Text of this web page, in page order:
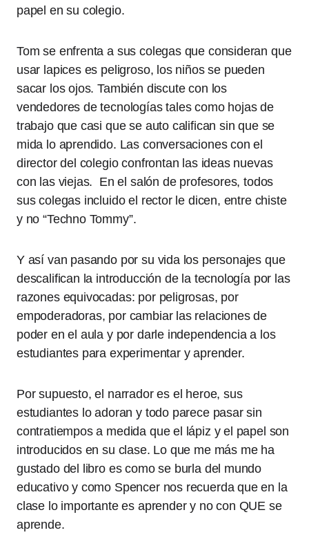
papel en su colegio.
Tom se enfrenta a sus colegas que consideran que
usar lapices es peligroso, los niños se pueden
sacar los ojos. También discute con los
vendedores de tecnologías tales como hojas de
trabajo que casi que se auto califican sin que se
mida lo aprendido. Las conversaciones con el
director del colegio confrontan las ideas nuevas
con las viejas. En el salón de profesores, todos
sus colegas incluido el rector le dicen, entre chiste
y no “Techno Tommy”.
Y así van pasando por su vida los personajes que
descalifican la introducción de la tecnología por las
razones equivocadas: por peligrosas, por
empoderadoras, por cambiar las relaciones de
poder en el aula y por darle independencia a los
estudiantes para experimentar y aprender.
Por supuesto, el narrador es el heroe, sus
estudiantes lo adoran y todo parece pasar sin
contratiempos a medida que el lápiz y el papel son
introducidos en su clase. Lo que me más me ha
gustado del libro es como se burla del mundo
educativo y como Spencer nos recuerda que en la
clase lo importante es aprender y no con QUE se
aprende.